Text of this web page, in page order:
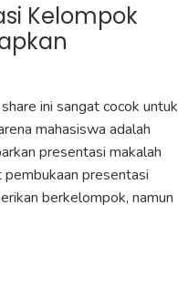
Kelompok
ini sangat cocok untuk
mahasiswa adalah
presentasi makalah
presentasi
berkelompok, namun